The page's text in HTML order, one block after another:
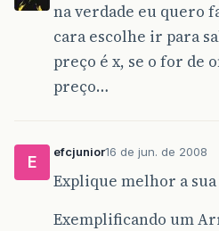
na verdade eu quero
cara escolhe ir para
preço é x, se o for de
preço…
E
efcjunior16 de jun. de 2008
Explique melhor a
Exemplificando um